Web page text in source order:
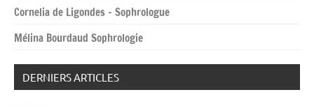
Cornelia de Ligondes – Sophrologue
Mélina Bourdaud Sophrologie
DERNIERS ARTICLES